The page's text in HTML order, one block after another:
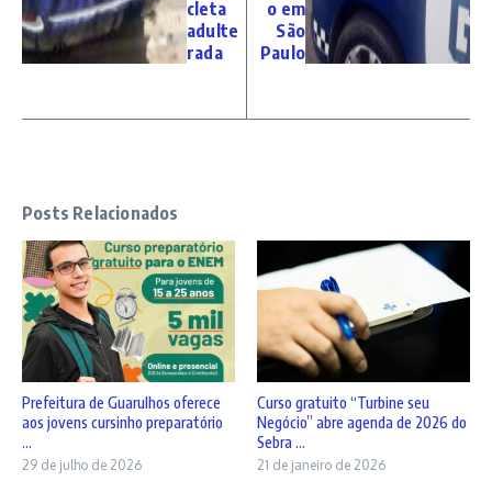
cleta
adulte
rada
o em
São
Paulo
Posts Relacionados
Prefeitura de Guarulhos oferece
aos jovens cursinho preparatório
...
29 de julho de 2026
Curso gratuito “Turbine seu
Negócio” abre agenda de 2026 do
Sebra ...
21 de janeiro de 2026